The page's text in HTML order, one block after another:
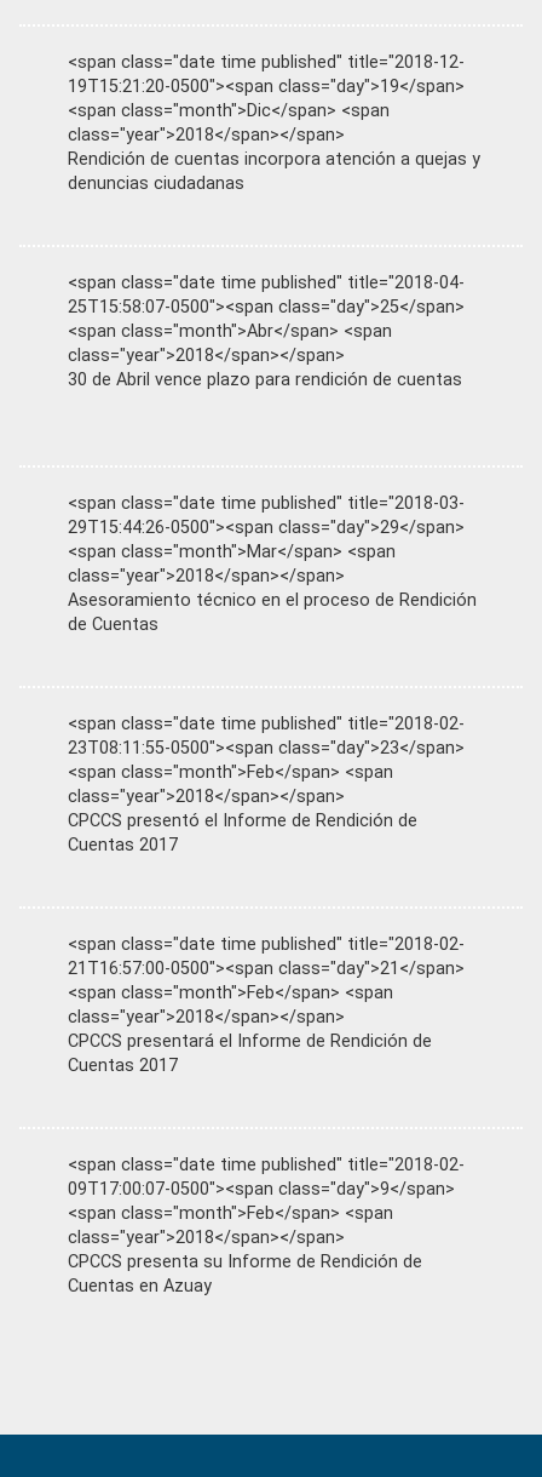
<span class="date time published" title="2018-12-
19T15:21:20-0500"><span class="day">19</span>
<span class="month">Dic</span> <span
class="year">2018</span></span>
Rendición de cuentas incorpora atención a quejas y
denuncias ciudadanas
<span class="date time published" title="2018-04-
25T15:58:07-0500"><span class="day">25</span>
<span class="month">Abr</span> <span
class="year">2018</span></span>
30 de Abril vence plazo para rendición de cuentas
<span class="date time published" title="2018-03-
29T15:44:26-0500"><span class="day">29</span>
<span class="month">Mar</span> <span
class="year">2018</span></span>
Asesoramiento técnico en el proceso de Rendición
de Cuentas
<span class="date time published" title="2018-02-
23T08:11:55-0500"><span class="day">23</span>
<span class="month">Feb</span> <span
class="year">2018</span></span>
CPCCS presentó el Informe de Rendición de
Cuentas 2017
<span class="date time published" title="2018-02-
21T16:57:00-0500"><span class="day">21</span>
<span class="month">Feb</span> <span
class="year">2018</span></span>
CPCCS presentará el Informe de Rendición de
Cuentas 2017
<span class="date time published" title="2018-02-
09T17:00:07-0500"><span class="day">9</span>
<span class="month">Feb</span> <span
class="year">2018</span></span>
CPCCS presenta su Informe de Rendición de
Cuentas en Azuay